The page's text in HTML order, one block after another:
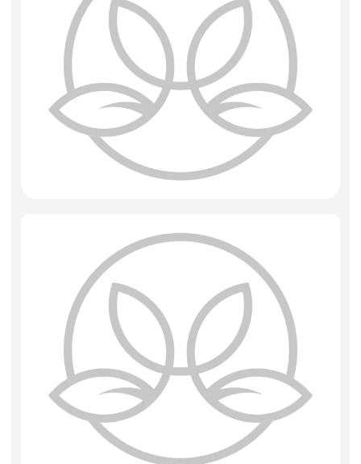
Искусственные цветы и растения
Декоративные вазы, кашпо
Игрушки мягкие